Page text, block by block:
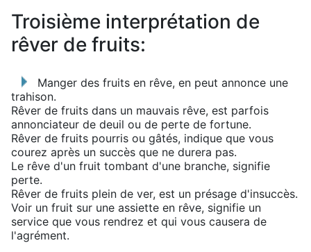
Troisième interprétation de
rêver de fruits:
Manger des fruits en rêve, en peut annonce une
trahison.
Rêver de fruits dans un mauvais rêve, est parfois
annonciateur de deuil ou de perte de fortune.
Rêver de fruits pourris ou gâtés, indique que vous
courez après un succès que ne durera pas.
Le rêve d'un fruit tombant d'une branche, signifie
perte.
Rêver de fruits plein de ver, est un présage d'insuccès.
Voir un fruit sur une assiette en rêve, signifie un
service que vous rendrez et qui vous causera de
l'agrément.